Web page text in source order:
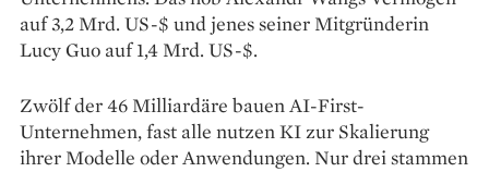
auf 3,2 Mrd. US-$ und jenes seiner Mitgründerin
Lucy Guo auf 1,4 Mrd. US-$.
Zwölf der 46 Milliardäre bauen AI-First-
Unternehmen, fast alle nutzen KI zur Skalierung
ihrer Modelle oder Anwendungen. Nur drei stammen